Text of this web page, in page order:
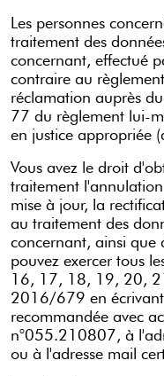
Les personnes
traitement des
concernant, effectué
contraire au
réclamation auprès
77 du règlement lui-
en justice appropriée
Vous avez le droit
traitement
mise à jour, la
au traitement des
concernant, ainsi que
pouvez exercer tous
16, 17, 18, 19, 20,
2016/679 en
recommandée avec
n°055.210807, à
ou à l'adresse mail